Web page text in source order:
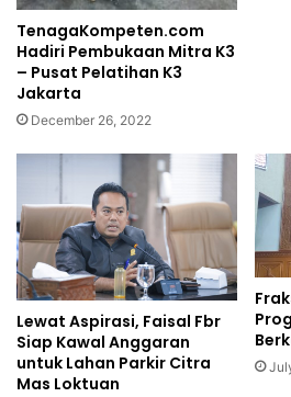
TenagaKompeten.com
Hadiri Pembukaan Mitra K3
– Pusat Pelatihan K3
Jakarta
December 26, 2022
Lewat Aspirasi, Faisal Fbr
Siap Kawal Anggaran
untuk Lahan Parkir Citra
Mas Loktuan